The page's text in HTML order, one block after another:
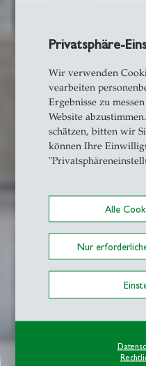
Privatsphäre-
Wir verwenden
vearbeiten
Ergebnisse zu
Website
schätzen, bitten wir
können Ihre
Alle
Nur